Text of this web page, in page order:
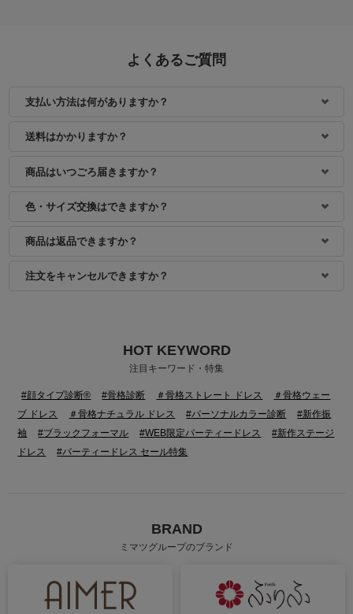
身長：155cm
身長：153cm 身長：150cm
よくあるご質問
支払い方法は何がありますか？
送料はかかりますか？
商品はいつごろ届きますか？
色・サイズ交換はできますか？
商品は返品できますか？
注文をキャンセルできますか？
HOT KEYWORD
注目キーワード・特集
#顔タイプ診断® #骨格診断 ＃骨格ストレート ドレス
＃骨格ウェー
ブ ドレス
＃骨格ナチュラル ドレス #パーソナルカラー診断
#新作振
袖
#ブラックフォーマル #WEB限定パーティードレス
#新作ステージ
ドレス
#パーティードレス セール特集
BRAND
ミマツグループのブランド